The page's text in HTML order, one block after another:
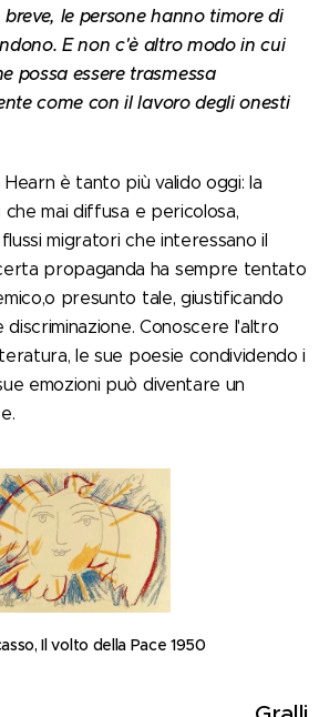
le persone hanno timore di
E non c'è altro modo in cui
possa essere trasmessa
come con il lavoro degli onesti
è tanto più valido oggi: la
mai diffusa e pericolosa,
migratori che interessano il
propaganda ha sempre tentato
presunto tale, giustificando
Conoscere l'altro
le sue poesie condividendo i
emozioni può diventare un
Il volto della Pace 1950